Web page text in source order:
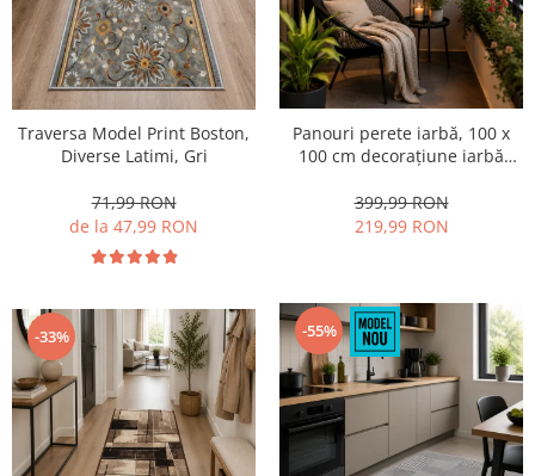
Traversa Model Print Boston,
Diverse Latimi, Gri
71,99 RON
de la 47,99 RON
Panouri perete iarbă, 100 x
100 cm decorațiune iarbă
Bellin B017,
Balcon/Gard/Restaurat/Hotel,
399,99 RON
219,99 RON
-33% -55%